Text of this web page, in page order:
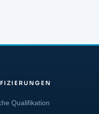
Qualifikation